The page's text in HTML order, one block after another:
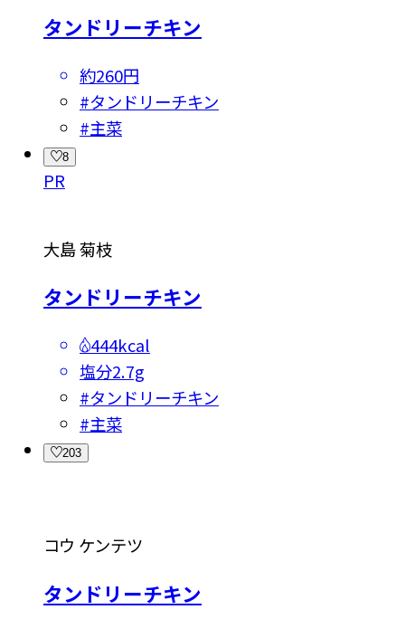
タンドリーチキン
約260円
#タンドリーチキン
#主菜
8
PR
大島 菊枝
タンドリーチキン
444kcal
塩分2.7g
#タンドリーチキン
#主菜
203
コウ ケンテツ
タンドリーチキン